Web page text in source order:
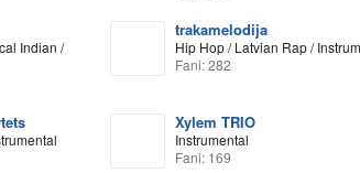
Indian /
trakamelodija
Hip Hop / Latvian Rap /
Fani: 282
Xylem TRIO
Instrumental
Fani: 169